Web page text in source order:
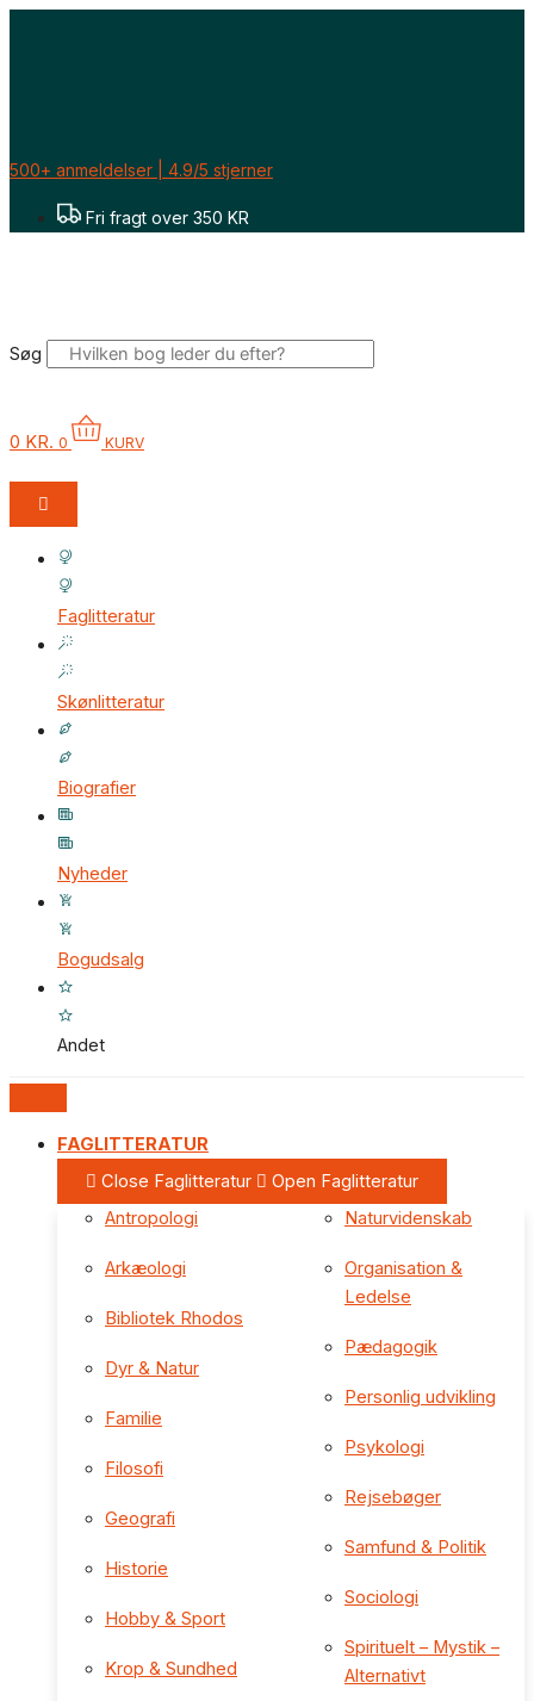
Gå
500+ anmeldelser | 4.9/5 stjerner
Fri fragt over 350 KR
Søg
0 KR. 0 KURV
Faglitteratur
Skønlitteratur
Biografier
Nyheder
Bogudsalg
Andet
FAGLITTERATUR
Close Faglitteratur
Open Faglitteratur
Antropologi
Arkæologi
Bibliotek Rhodos
Dyr & Natur
Familie
Filosofi
Geografi
Historie
Hobby & Sport
Krop & Sundhed
Naturvidenskab
Organisation &
Ledelse
Pædagogik
Personlig udvikling
Psykologi
Rejsebøger
Samfund & Politik
Sociologi
Spirituelt – Mystik –
Alternativt